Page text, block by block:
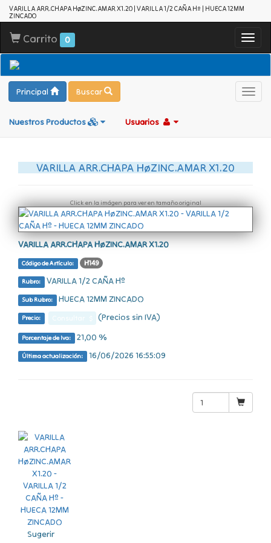
VARILLA ARR.CHAPA HøZINC.AMAR X1.20 | VARILLA 1/2 CAÑA Hº | HUECA 12MM
ZINCADO
Carrito 0
Principal Buscar
Nuestros Productos Usuarios
VARILLA ARR.CHAPA HøZINC.AMAR X1.20
Click en la imágen para ver en tamaño original
VARILLA ARR.CHAPA HøZINC.AMAR X1.20
Código de Artículo: H149
Rubro: VARILLA 1/2 CAÑA Hº
Sub Rubro: HUECA 12MM ZINCADO
Precio: (Precios sin IVA)
Porcentaje de Iva: 21,00 %
Última actualización: 16/06/2026 16:55:09
Sugerir